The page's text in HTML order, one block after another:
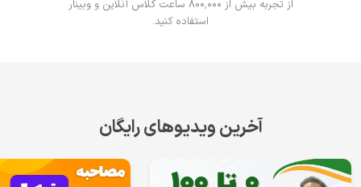
از تجربه بیش از ۸۰۰٬۰۰۰ ساعت کلاس آنلاین و وبینار
استفاده کنید.
آخرین ویدیوهای رایگان